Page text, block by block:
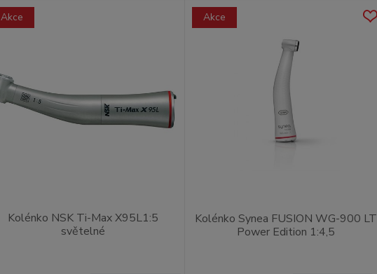
Akce
Kolénko NSK Ti-Max X95L1:5
světelné
Akce
Kolénko Synea FUSION WG-900 LT
Power Edition 1:4,5